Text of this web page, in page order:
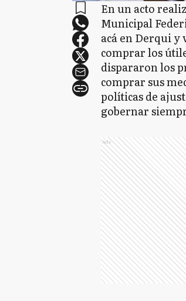
En un acto
Municipal
acá en Derqui y
comprar los
dispararon los
comprar sus
políticas de
gobernar
Ads